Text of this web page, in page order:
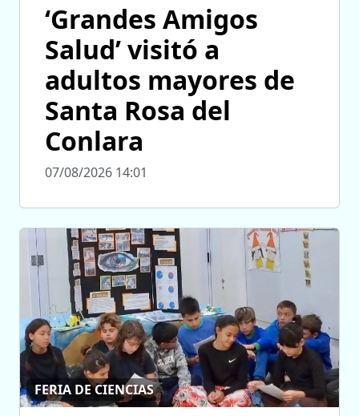
‘Grandes Amigos
Salud’ visitó a
adultos mayores de
Santa Rosa del
Conlara
07/08/2026 14:01
FERIA DE CIENCIAS